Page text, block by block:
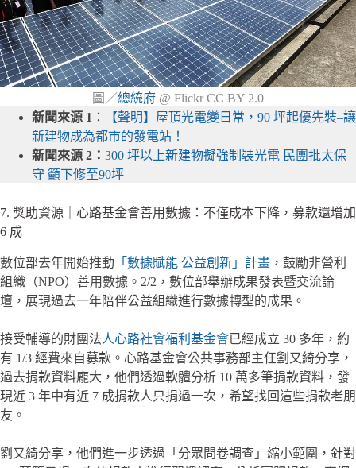
圖／總統府 @ Flickr CC BY 2.0
新聞來源 1 ：
【聲明】屋頂光電變日常，90 坪起優先裝–讓
新建物成為都市的發電站！
新聞來源 2： 300 坪以上新建物擬強制裝光電 民團批太保
守 籲下修至90坪
7. 獎助資源｜心路基金會善用數據：不僅成本下降，募款還增加
6 成
數位部去年開始推動 「數據賦能 公益創新」計畫 ，鼓勵非營利
組織（NPO）善用數據。2/2，數位部舉辦成果發表暨交流論
壇，展現過去一年陪伴公益組織進行數據轉型的成果。
接受輔導的財團法人心路社會福利基金會已經成立 30 多年，約
有 1/3 經費來自募款。心路基金會公共事務部主任劉又綺分享，
過去捐款資料龐大，他們透過軟體分析 10 萬多筆捐款資料，發
現近 3 年中有近 7 成捐款人只捐過一次，希望找回這些捐款老朋
友。
劉又綺分享，他們進一步透過「分眾問卷調查」縮小範圍，針對